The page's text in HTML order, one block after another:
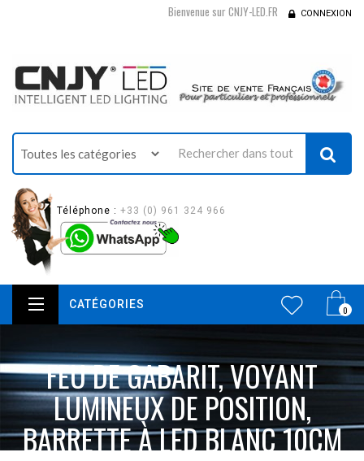
Bienvenue sur CNJY-LED.FR CONNEXION
Téléphone : +33 (0) 961 324 966
0
CATÉGORIES
FEU DE GABARIT, VOYANT
LUMINEUX DE POSITION,
BARRETTE À LED BLANC 10CM